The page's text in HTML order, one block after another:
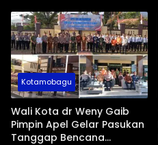
Kotamobagu
Wali Kota dr Weny Gaib
Pimpin Apel Gelar Pasukan
Tanggap Bencana